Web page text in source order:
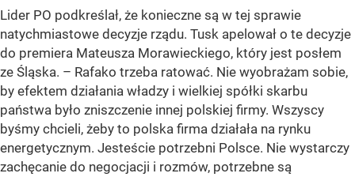
Lider PO podkreślał, że konieczne są w tej sprawie
natychmiastowe decyzje rządu. Tusk apelował o te decyzje
do premiera Mateusza Morawieckiego, który jest posłem
ze Śląska. – Rafako trzeba ratować. Nie wyobrażam sobie,
by efektem działania władzy i wielkiej spółki skarbu
państwa było zniszczenie innej polskiej firmy. Wszyscy
byśmy chcieli, żeby to polska firma działała na rynku
energetycznym. Jesteście potrzebni Polsce. Nie wystarczy
zachęcanie do negocjacji i rozmów, potrzebne są